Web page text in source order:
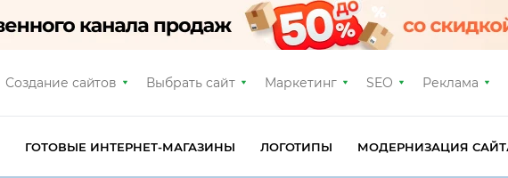
Создание сайтов Выбрать сайт Маркетинг SEO Реклама
ГОТОВЫЕ ИНТЕРНЕТ-МАГАЗИНЫ ЛОГОТИПЫ МОДЕРНИЗАЦИЯ